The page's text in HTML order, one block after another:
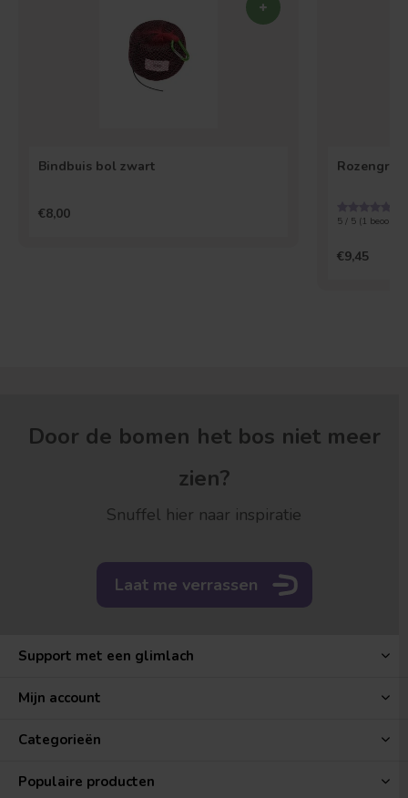
Bindbuis bol zwart
€8,00 5 / 5 (1
€9,45
Door de bomen het bos niet meer
zien?
Snuffel hier naar inspiratie
Laat me verrassen
Support met een glimlach
Mijn account
Categorieën
Populaire producten